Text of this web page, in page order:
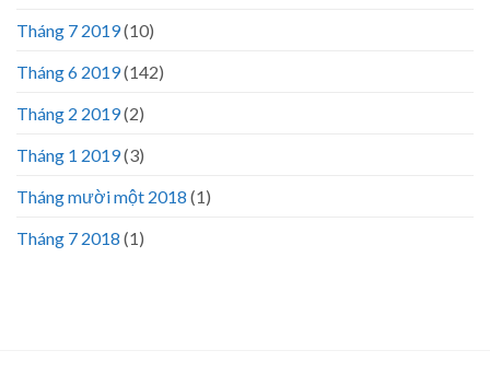
Tháng 7 2019(10)
Tháng 6 2019(142)
Tháng 2 2019(2)
Tháng 1 2019(3)
Tháng mười một 2018 (1)
Tháng 7 2018 (1)